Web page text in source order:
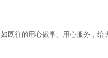
既往的用心做事、用心服务，给